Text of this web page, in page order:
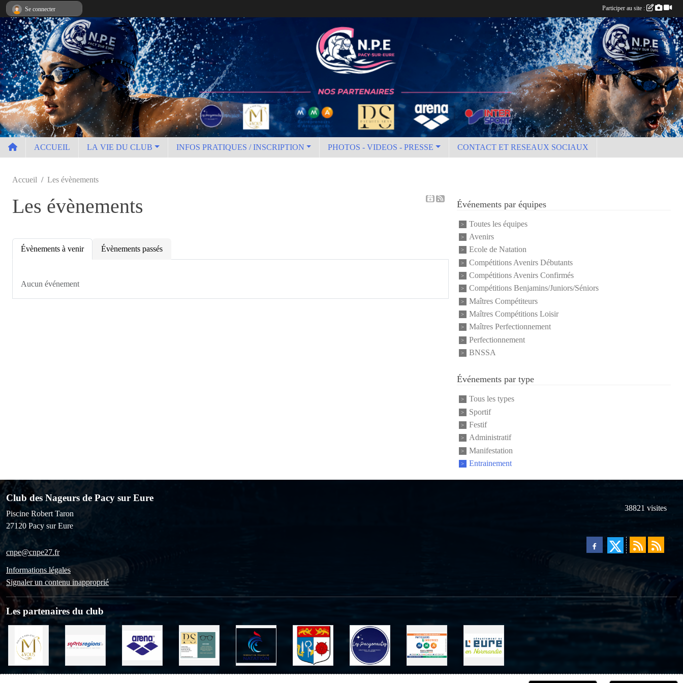
ACCUEIL LA VIE DU CLUB INFOS PRATIQUES / INSCRIPTION PHOTOS - VIDEOS - PRESSE CONTACT ET RESEAUX SOCIAUX
Accueil Les évènements
Les évènements
Évènements à venir Évènements passés
Aucun événement
Événements par équipes
Toutes les équipes
Avenirs
Ecole de Natation
Compétitions Avenirs Débutants
Compétitions Avenirs Confirmés
Compétitions Benjamins/Juniors/Séniors
Maîtres Compétiteurs
Maîtres Compétitions Loisir
Maîtres Perfectionnement
Perfectionnement
BNSSA
Événements par type
Tous les types
Sportif
Festif
Administratif
Manifestation
Entrainement
Club des Nageurs de Pacy sur Eure
Piscine Robert Taron
27120 Pacy sur Eure
cnpe@cnpe27.fr
Informations légales
Signaler un contenu inapproprié
38821 visites
Les partenaires du club
Se connecter Participer au site :
Panneau de gestion des cookies